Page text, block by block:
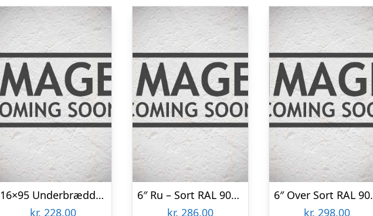
16×95 Underbrædder – Sort RAL 9005 16×95 Grundmalet
kr. 228,00
6″ Ru – Sort RAL 9005 22×150 Færdigmalet Træbeklædning
kr. 286,00
6″ Over
kr. 298,00